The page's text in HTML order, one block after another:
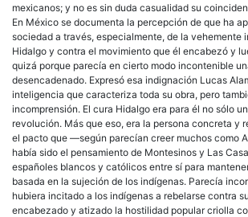
mexicanos; y no es sin duda casualidad su
En México se documenta la percepción de que ha
sociedad a través, especialmente, de la vehemente
Hidalgo y contra el movimiento que él encabezó y
quizá porque parecía en cierto modo incontenible
desencadenado. Expresó esa indignación Lucas
inteligencia que caracteriza toda su obra, pero
incomprensión. El cura Hidalgo era para él no sólo
revolución. Más que eso, era la persona concreta y
el pacto que —según parecían creer muchos como
había sido el pensamiento de Montesinos y Las
españoles blancos y católicos entre sí para
basada en la sujeción de los indígenas. Parecía
hubiera incitado a los indígenas a rebelarse contra
encabezado y atizado la hostilidad popular criolla